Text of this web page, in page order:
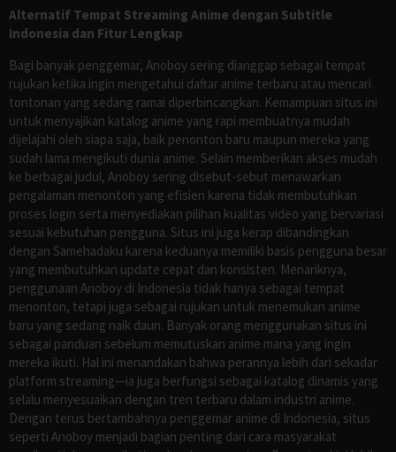
Alternatif Tempat Streaming Anime dengan Subtitle
Indonesia dan Fitur Lengkap
Bagi banyak penggemar, Anoboy sering dianggap sebagai tempat
rujukan ketika ingin mengetahui daftar anime terbaru atau mencari
tontonan yang sedang ramai diperbincangkan. Kemampuan situs ini
untuk menyajikan katalog anime yang rapi membuatnya mudah
dijelajahi oleh siapa saja, baik penonton baru maupun mereka yang
sudah lama mengikuti dunia anime. Selain memberikan akses mudah
ke berbagai judul, Anoboy sering disebut-sebut menawarkan
pengalaman menonton yang efisien karena tidak membutuhkan
proses login serta menyediakan pilihan kualitas video yang bervariasi
sesuai kebutuhan pengguna. Situs ini juga kerap dibandingkan
dengan Samehadaku karena keduanya memiliki basis pengguna besar
yang membutuhkan update cepat dan konsisten. Menariknya,
penggunaan Anoboy di Indonesia tidak hanya sebagai tempat
menonton, tetapi juga sebagai rujukan untuk menemukan anime
baru yang sedang naik daun. Banyak orang menggunakan situs ini
sebagai panduan sebelum memutuskan anime mana yang ingin
mereka ikuti. Hal ini menandakan bahwa perannya lebih dari sekadar
platform streaming—ia juga berfungsi sebagai katalog dinamis yang
selalu menyesuaikan dengan tren terbaru dalam industri anime.
Dengan terus bertambahnya penggemar anime di Indonesia, situs
seperti Anoboy menjadi bagian penting dari cara masyarakat